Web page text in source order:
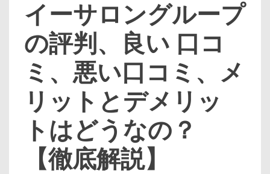
イーサロングループ
の評判、良い 口コ
ミ、悪い口コミ、メ
リットとデメリッ
トはどうなの？
【徹底解説】